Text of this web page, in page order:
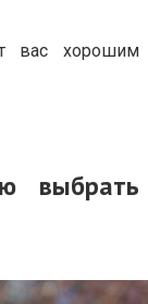
вас хорошим
выбрать